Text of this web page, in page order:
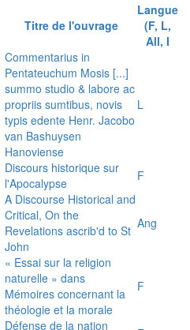
Titre de l'ouvrage
Langue
(F, L,
All, I
Commentarius in
Pentateuchum Mosis [...]
summo studio & labore ac
propriis sumtibus, novis
typis edente Henr. Jacobo
van Bashuysen
Hanoviense
L
Discours historique sur
l'Apocalypse
F
A Discourse Historical and
Critical, On the
Revelations ascrib'd to St
John
Ang
« Essai sur la religion
naturelle » dans
Mémoires concernant la
théologie et la morale
F
Défense de la nation